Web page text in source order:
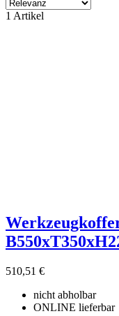
Filter
1 Artikel
510,51 €
nicht abholbar
ONLINE lieferbar